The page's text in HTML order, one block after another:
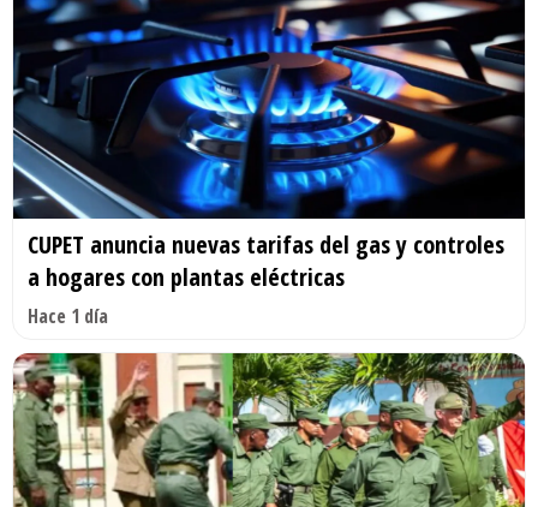
CUPET anuncia nuevas tarifas del gas y controles
a hogares con plantas eléctricas
Hace 1 día